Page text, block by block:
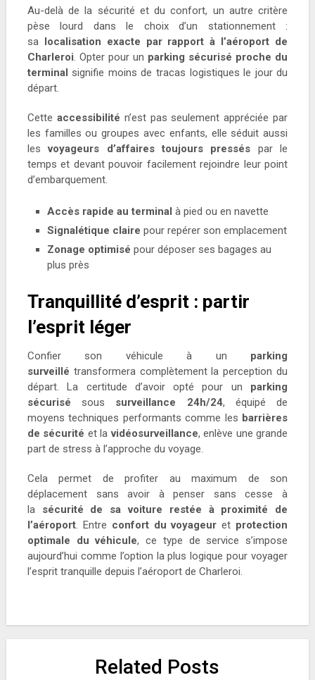
Au-delà de la sécurité et du confort, un autre critère
pèse lourd dans le choix d’un stationnement :
sa localisation exacte par rapport à l’aéroport de
Charleroi. Opter pour un parking sécurisé proche du
terminal signifie moins de tracas logistiques le jour du
départ.
Cette accessibilité n’est pas seulement appréciée par
les familles ou groupes avec enfants, elle séduit aussi
lesvoyageurs d’affaires toujours pressés par le
temps et devant pouvoir facilement rejoindre leur point
d’embarquement.
Accès rapide au terminal à pied ou en navette
Signalétique claire pour repérer son emplacement
Zonage optimisé pour déposer ses bagages au
plus près
Tranquillité d’esprit : partir
l’esprit léger
Confier son véhicule à un parking
surveillé transformera complètement la perception du
départ. La certitude d’avoir opté pour un parking
sécurisé sous surveillance 24h/24, équipé de
moyens techniques performants comme les barrières
de sécurité et lavidéosurveillance, enlève une grande
part de stress à l’approche du voyage.
Cela permet de profiter au maximum de son
déplacement sans avoir à penser sans cesse à
la sécurité de sa voiture restée à proximité de
l’aéroport. Entre confort du voyageur et protection
optimale du véhicule, ce type de service s’impose
aujourd’hui comme l’option la plus logique pour voyager
l’esprit tranquille depuis l’aéroport de Charleroi.
Related Posts